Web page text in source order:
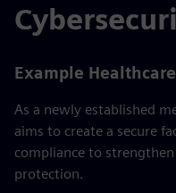
Example
As a newly established
aims to create a secure
compliance to
protection.